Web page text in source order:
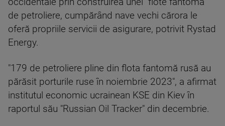
de petroliere, cumpărând nave vechi cărora le
oferă propriile servicii de asigurare, potrivit Rystad
Energy.
"179 de petroliere pline din flota fantomă rusă au
părăsit porturile ruse în noiembrie 2023", a afirmat
institutul economic ucrainean KSE din Kiev în
raportul său "Russian Oil Tracker" din decembrie.